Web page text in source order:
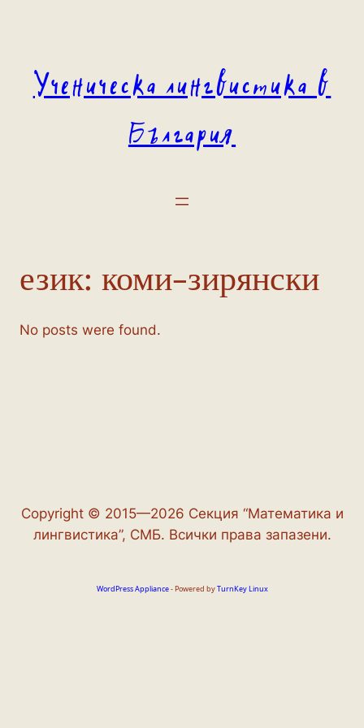
Ученическа лингвистика в
България
език: коми-зирянски
No posts were found.
Copyright © 2015—2026 Секция “Математика и
лингвистика”, СМБ. Всички права запазени.
WordPress Appliance- Powered byTurnKey Linux